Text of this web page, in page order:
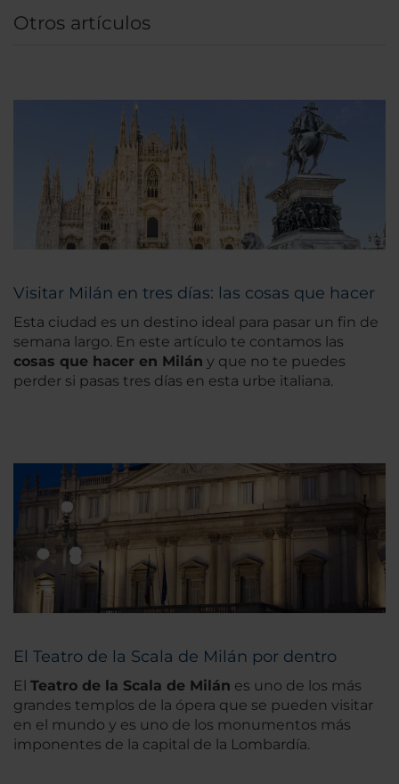
Otros artículos
Visitar Milán en tres días: las cosas que hacer
Esta ciudad es un destino ideal para pasar un fin de
semana largo. En este artículo te contamos las
cosas que hacer en Milán y que no te puedes
perder si pasas tres días en esta urbe italiana.
El Teatro de la Scala de Milán por dentro
El Teatro de la Scala de Milán es uno de los más
grandes templos de la ópera que se pueden visitar
en el mundo y es uno de los monumentos más
imponentes de la capital de la Lombardía.